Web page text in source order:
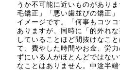
うか不可能に近いものがあり
毛矯正」「悪い歯並びの矯正
イメージです。「何事もコツ
ありますが、同時に「的外れ
していることほど間抜けなこ
て、費やした時間やお金、労
ずにいる人がほとんどではな
なことはありません。中途半